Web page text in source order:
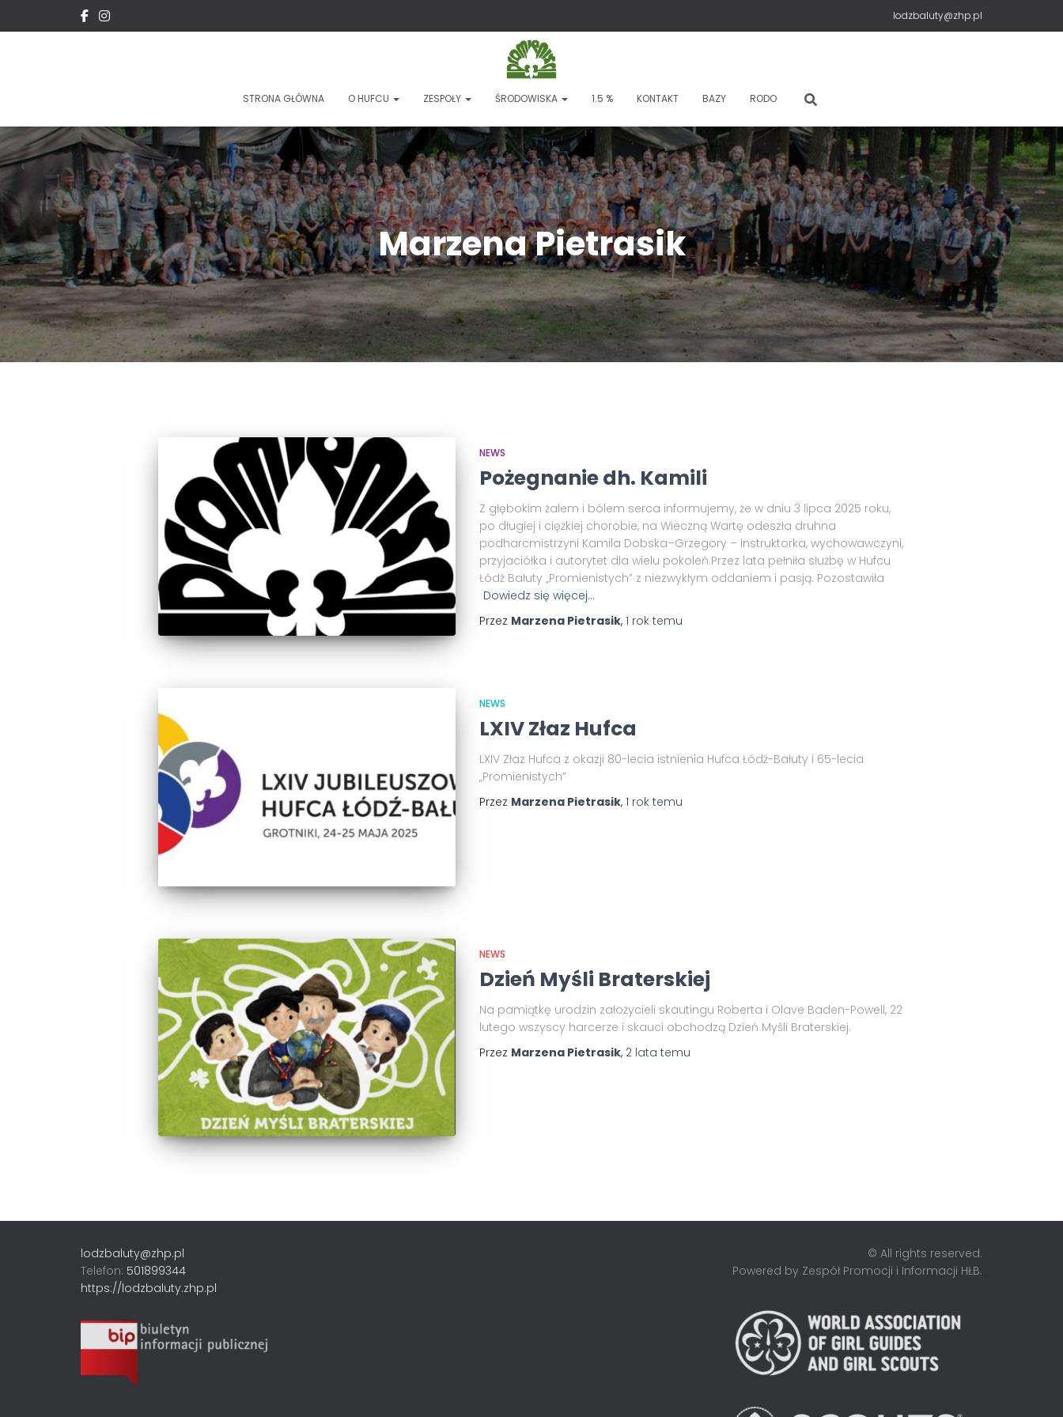
lodzbaluty@zhp.pl
STRONA GŁÓWNA O HUFCU ZESPOŁY ŚRODOWISKA 1.5 % KONTAKT BAZY RODO
Marzena Pietrasik
NEWS
Pożegnanie dh. Kamili
Z głębokim żalem i bólem serca informujemy, że w dniu 3 lipca 2025 roku,
po długiej i ciężkiej chorobie, na Wieczną Wartę odeszła druhna
podharcmistrzyni Kamila Dobska–Grzegory – instruktorka, wychowawczyni,
przyjaciółka i autorytet dla wielu pokoleń.Przez lata pełniła służbę w Hufcu
Łódź Bałuty „Promienistych” z niezwykłym oddaniem i pasją. Pozostawiła
Dowiedz się więcej…
Przez Marzena Pietrasik, 1 roktemu
NEWS
LXIV Złaz Hufca
LXIV Złaz Hufca z okazji 80-lecia istnienia Hufca Łódź-Bałuty i 65-lecia
„Promienistych”
Przez Marzena Pietrasik, 1 roktemu
NEWS
Dzień Myśli Braterskiej
Na pamiątkę urodzin założycieli skautingu Roberta i Olave Baden-Powell, 22
lutego wszyscy harcerze i skauci obchodzą Dzień Myśli Braterskiej.
Przez Marzena Pietrasik, 2 lata temu
lodzbaluty@zhp.pl
Telefon: 501899344
https://lodzbaluty.zhp.pl
© All rights reserved.
Powered by Zespół Promocji i Informacji HŁB.